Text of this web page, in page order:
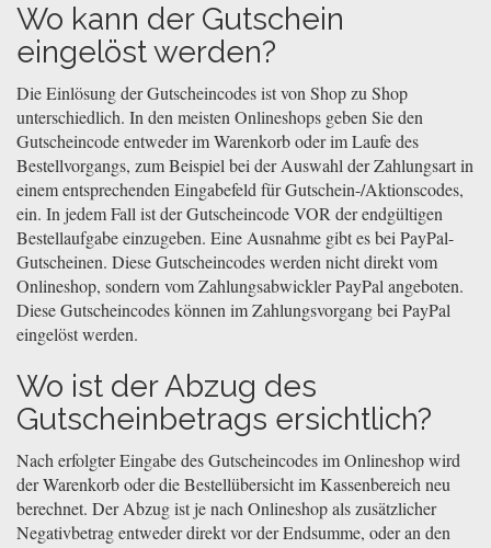
Wo kann der Gutschein
eingelöst werden?
Die Einlösung der Gutscheincodes ist von Shop zu Shop
unterschiedlich. In den meisten Onlineshops geben Sie den
Gutscheincode entweder im Warenkorb oder im Laufe des
Bestellvorgangs, zum Beispiel bei der Auswahl der Zahlungsart in
einem entsprechenden Eingabefeld für Gutschein-/Aktionscodes,
ein. In jedem Fall ist der Gutscheincode VOR der endgültigen
Bestellaufgabe einzugeben. Eine Ausnahme gibt es bei PayPal-
Gutscheinen. Diese Gutscheincodes werden nicht direkt vom
Onlineshop, sondern vom Zahlungsabwickler PayPal angeboten.
Diese Gutscheincodes können im Zahlungsvorgang bei PayPal
eingelöst werden.
Wo ist der Abzug des
Gutscheinbetrags ersichtlich?
Nach erfolgter Eingabe des Gutscheincodes im Onlineshop wird
der Warenkorb oder die Bestellübersicht im Kassenbereich neu
berechnet. Der Abzug ist je nach Onlineshop als zusätzlicher
Negativbetrag entweder direkt vor der Endsumme, oder an den